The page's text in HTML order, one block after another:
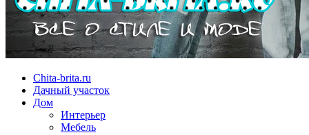
Chita-brita.ru
Дачный участок
Дом
Интерьер
Мебель